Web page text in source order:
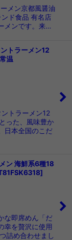
メン京都風醤油
ド食品 有名店
メンです。来…
トラーメン12
温
トラーメン12
った、風味豊か
日本全国のこだ
ン 海鮮系6種18
]
な即席めん「だ
幸を贅沢に使用
詰め合わせまし